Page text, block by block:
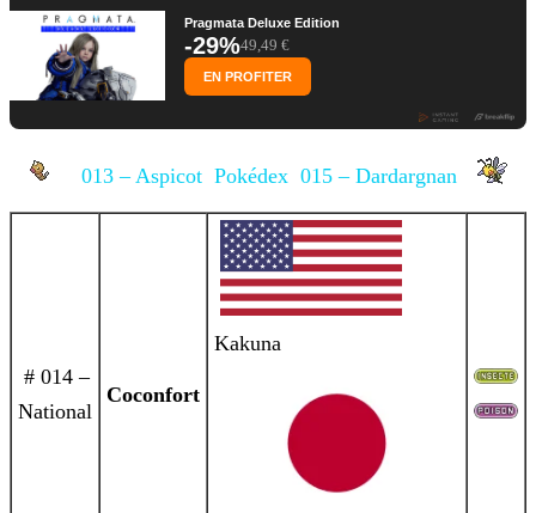
Pragmata Deluxe Edition
-29%49,49 €
EN PROFITER
013 – Aspicot Pokédex 015 – Dardargnan
# 014 –
National
Coconfort
Kakuna